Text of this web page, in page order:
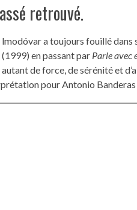
retrouvé.
lmodóvar a toujours fouillé dans
(1999) en passant par Parle avec
autant de force, de sérénité et
pour Antonio